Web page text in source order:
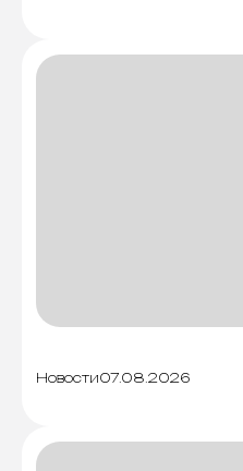
Новости07.08.2026